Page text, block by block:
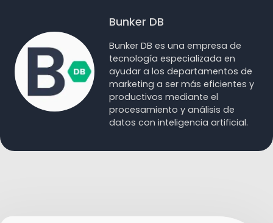
Bunker DB
Bunker DB es una empresa de
tecnología especializada en
ayudar a los departamentos de
marketing a ser más eficientes y
productivos mediante el
procesamiento y análisis de
datos con inteligencia artificial.